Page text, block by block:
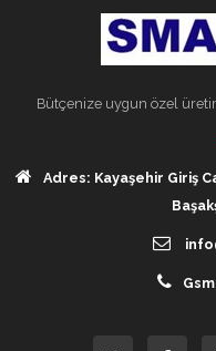
Bütçenize uygun özel
Adres: Kayaşehir Giriş